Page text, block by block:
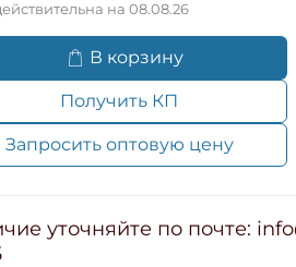
на 08.08.26
В корзину
Получить КП
Запросить оптовую цену
уточняйте по почте: